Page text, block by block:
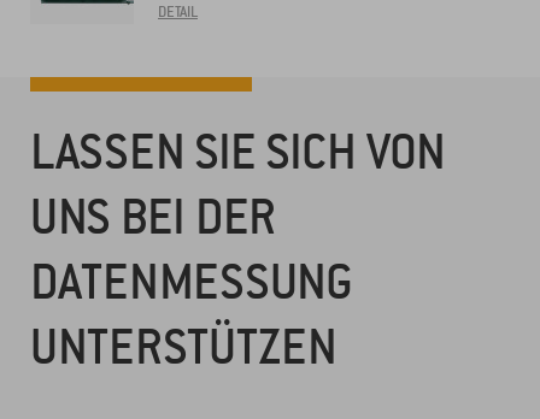
DETAIL
LASSEN SIE SICH VON
UNS BEI DER
DATENMESSUNG
UNTERSTÜTZEN